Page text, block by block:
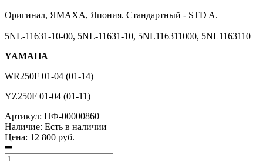
Оригинал, ЯМАХА, Япония. Стандартный - STD A.
5NL-11631-10-00, 5NL-11631-10, 5NL116311000, 5NL1163110
YAMAHA
WR250F 01-04 (01-14)
YZ250F 01-04 (01-11)
Артикул: НФ-00000860
Наличие: Есть в наличии
Цена: 12 800 руб.